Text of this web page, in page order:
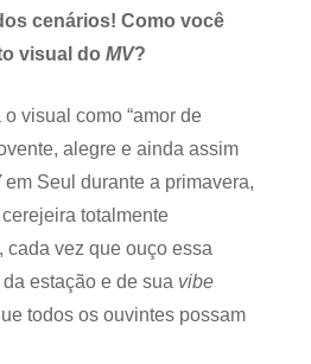
cenários! Como você
visual do MV?
visual como “amor de
alegre e ainda assim
em Seul durante a primavera,
totalmente
cada vez que ouço essa
estação e de sua vibe
todos os ouvintes possam